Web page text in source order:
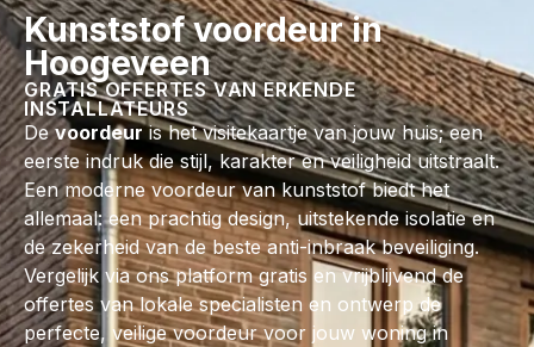
Kunststof voordeur in
Hoogeveen
GRATIS OFFERTES VAN ERKENDE
INSTALLATEURS
Devoordeuris het visitekaartje van jouw huis; een
eerste indruk die stijl, karakter en veiligheid uitstraalt.
Een moderne voordeur van kunststof biedt het
allemaal: een prachtig design, uitstekende isolatie en
de zekerheid van de beste anti-inbraak beveiliging.
Vergelijk via ons platform gratis en vrijblijvend de
offertes van lokale specialisten en ontwerp de
perfecte, veilige voordeur voor jouw woning in